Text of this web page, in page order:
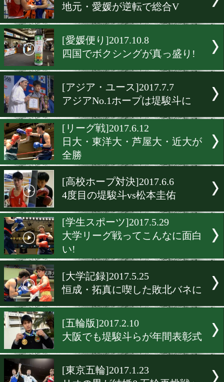
か
[特集]2017.10.31
村田諒太～もう一つの新記
[国民体育大会]2017.10.9
地元・愛媛が逆転で総合V
[愛媛便り]2017.10.8
[アジア・ユース]2017.7.7
アジアNo.1ホープは堤駿斗
[リーグ戦]2017.6.12
日大・東洋大・芦屋大・近
全勝
[高校ホープ対決]2017.6.6
4度目の堤駿斗vs松本圭佑
[学生スポーツ]2017.5.29